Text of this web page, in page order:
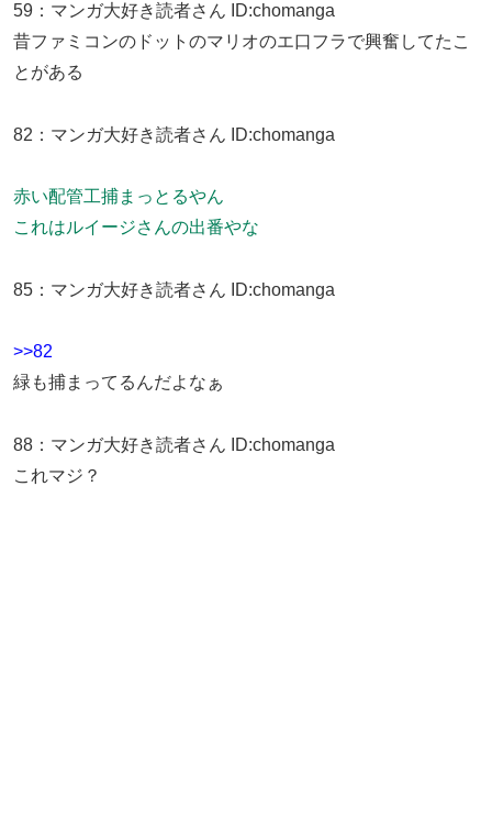
59 ： マンガ大好き読者さん ID:chomanga
昔ファミコンのドットのマリオのエ口フラで興奮してたこ
とがある
82 ： マンガ大好き読者さん ID:chomanga
赤い配管工捕まっとるやん
これはルイージさんの出番やな
85 ： マンガ大好き読者さん ID:chomanga
>>82
緑も捕まってるんだよなぁ
88 ： マンガ大好き読者さん ID:chomanga
これマジ？